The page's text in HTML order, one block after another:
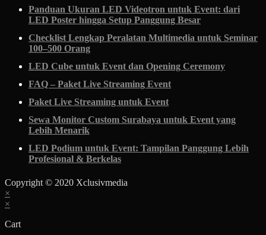
Panduan Ukuran LED Videotron untuk Event: dari
LED Poster hingga Setup Panggung Besar
Checklist Lengkap Peralatan Multimedia untuk Seminar
100–500 Orang
LED Cube untuk Event dan Opening Ceremony
FAQ – Paket Live Streaming Event
Paket Live Streaming untuk Event
Sewa Monitor Custom Surabaya untuk Event yang
Lebih Menarik
LED Podium untuk Event: Tampilan Panggung Lebih
Profesional & Berkelas
Copyright © 2020 Xclusivmedia
Scroll
×
×
Cart